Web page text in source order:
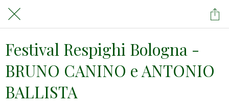
Festival Respighi Bologna -
BRUNO CANINO e ANTONIO
BALLISTA